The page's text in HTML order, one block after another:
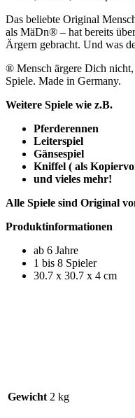
Das beliebte Original
als MäDn® – hat bereits
Ärgern gebracht. Und was
® Mensch ärgere Dich
Spiele. Made in Germany.
Weitere Spiele wie z.B.
Pferderennen
Leiterspiel
Gänsespiel
Kniffel ( als
und vieles mehr!
Alle Spiele sind Original
Produktinformationen
ab 6 Jahre
1 bis 8 Spieler
30.7 x 30.7 x 4 cm
Gewicht 2 kg